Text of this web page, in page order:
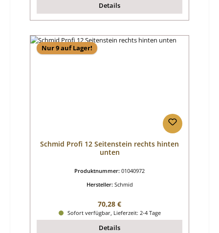
Details
Nur 9 auf Lager!
Schmid Profi 12 Seitenstein rechts hinten
unten
Produktnummer: 01040972
Hersteller: Schmid
Regulärer Preis:
70,28 €
Sofort verfügbar, Lieferzeit: 2-4 Tage
Details